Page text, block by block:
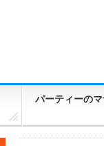
パーティーの